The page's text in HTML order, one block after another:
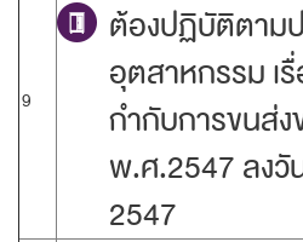
9
ต้องปฏิบัติตาม
อุตสาหกรรม เ
กำกับการขนส่ง
พ.ศ.2547 ลงวั
2547